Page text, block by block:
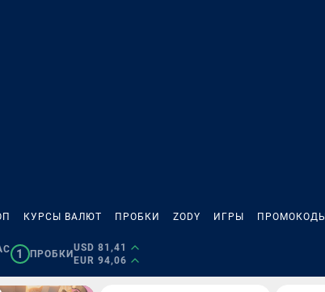
КУРСЫ ВАЛЮТ ПРОБКИ ZODY ИГРЫ ПРОМОКОДЫ
1 ПРОБКИ
USD 81,41
EUR 94,06